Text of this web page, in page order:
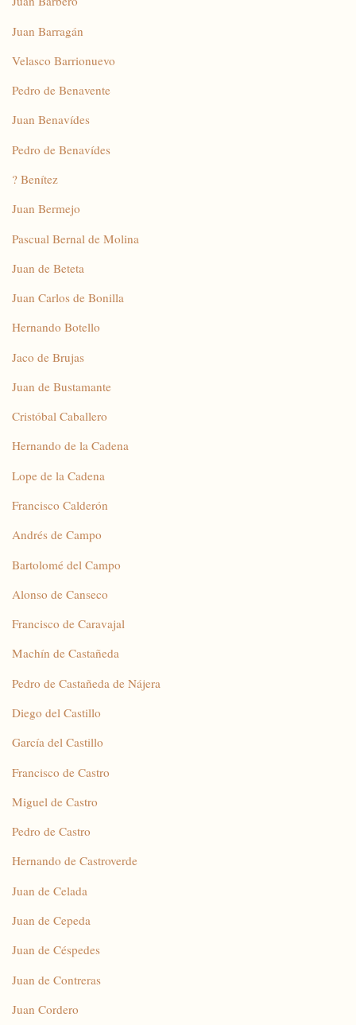
Juan Barragán
Velasco Barrionuevo
Pedro de Benavente
Juan Benavídes
Pedro de Benavídes
? Benítez
Juan Bermejo
Pascual Bernal de Molina
Juan de Beteta
Juan Carlos de Bonilla
Hernando Botello
Jaco de Brujas
Juan de Bustamante
Cristóbal Caballero
Hernando de la Cadena
Lope de la Cadena
Francisco Calderón
Andrés de Campo
Bartolomé del Campo
Alonso de Canseco
Francisco de Caravajal
Machín de Castañeda
Pedro de Castañeda de Nájera
Diego del Castillo
García del Castillo
Francisco de Castro
Miguel de Castro
Pedro de Castro
Hernando de Castroverde
Juan de Celada
Juan de Cepeda
Juan de Céspedes
Juan de Contreras
Juan Cordero